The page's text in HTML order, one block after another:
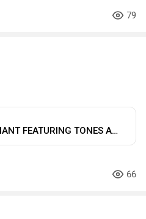
79
MACKLEMORE - CHANT FEATURING TONES AND I (OFFICIAL MUSIC VIDEO)
66